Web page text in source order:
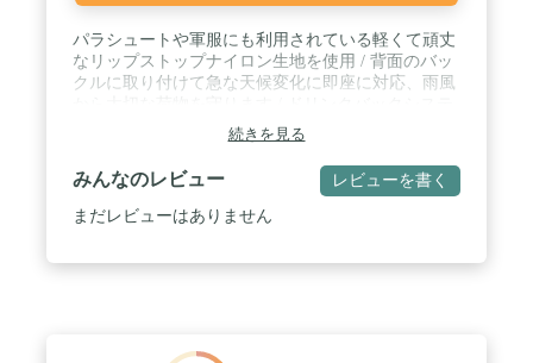
パラシュートや軍服にも利用されている軽くて頑丈
なリップストップナイロン生地を使用 / 背面のバッ
クルに取り付けて急な天候変化に即座に対応、雨風
ムを搭載 / チェストストラップには緊急時にSOSを
伝えるホイッスルつき / 13インチまでのPC収納が可
能なラップトップスリーブも搭載しているので、 ア
ウトドアだけでなくビジネスシーンなどの普段使い
にも最適です
続きを見る
みんなのレビュー レビューを書く
まだレビューはありません